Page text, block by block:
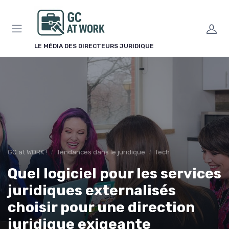
LE MÉDIA DES DIRECTEURS JURIDIQUE
GC at WORK ! Tendances dans le juridique Tech
Quel logiciel pour les services
juridiques externalisés
choisir pour une direction
juridique exigeante